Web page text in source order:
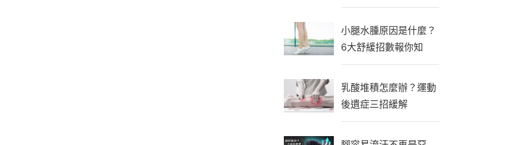
「生活習慣」
小腿水腫原因是什麼？
6大舒緩招數報你知
乳酸堆積怎麼辦？運動
後遺症三招緩解